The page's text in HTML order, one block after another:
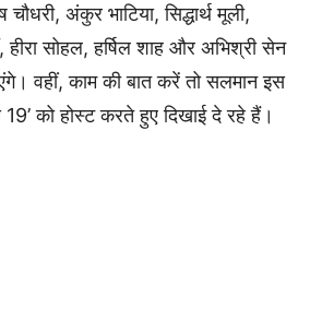
चौधरी, अंकुर भाटिया, सिद्धार्थ मूली,
हीरा सोहल, हर्षिल शाह और अभिश्री सेन
वहीं, काम की बात करें तो सलमान इस
19’ को होस्ट करते हुए दिखाई दे रहे हैं।